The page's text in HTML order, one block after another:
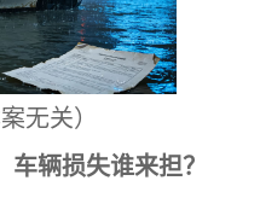
无关）
辆损失谁来担？